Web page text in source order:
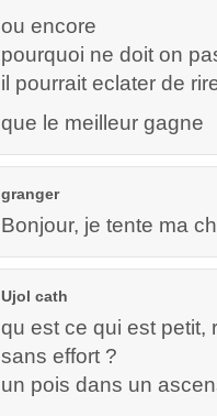
ou encore
pourquoi ne doit on
il pourrait eclater de
que le meilleur gagne
granger
Bonjour, je tente ma
Ujol cath
qu est ce qui est petit,
sans effort ?
un pois dans un